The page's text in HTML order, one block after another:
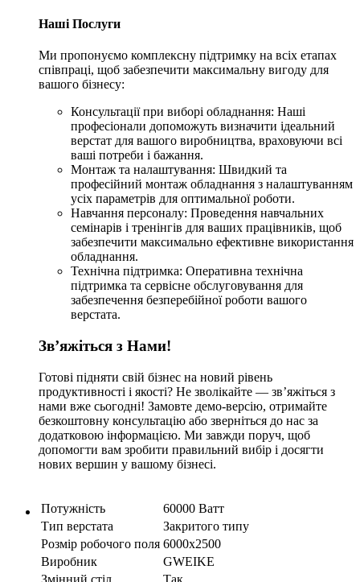
Наші Послуги
Ми пропонуємо комплексну підтримку на всіх етапах
співпраці, щоб забезпечити максимальну вигоду для
вашого бізнесу:
Консультації при виборі обладнання: Наші
професіонали допоможуть визначити ідеальний
верстат для вашого виробництва, враховуючи всі
ваші потреби і бажання.
Монтаж та налаштування: Швидкий та
професійний монтаж обладнання з налаштуванням
усіх параметрів для оптимальної роботи.
Навчання персоналу: Проведення навчальних
семінарів і тренінгів для ваших працівників, щоб
забезпечити максимально ефективне використання
обладнання.
Технічна підтримка: Оперативна технічна
підтримка та сервісне обслуговування для
забезпечення безперебійної роботи вашого
верстата.
Зв’яжіться з Нами!
Готові підняти свій бізнес на новий рівень
продуктивності і якості? Не зволікайте — зв’яжіться з
нами вже сьогодні! Замовте демо-версію, отримайте
безкоштовну консультацію або зверніться до нас за
додатковою інформацією. Ми завжди поруч, щоб
допомогти вам зробити правильний вибір і досягти
нових вершин у вашому бізнесі.
Потужність
60000 Ватт
Тип верстата
Закритого типу
Розмір робочого поля 6000x2500
Виробник
GWEIKE
Змінний стіл
Так